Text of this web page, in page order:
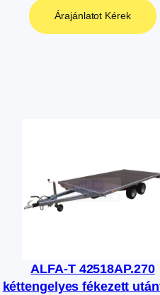
Árajánlatot Kérek
ALFA-T 42518AP.270
kéttengelyes fékezett